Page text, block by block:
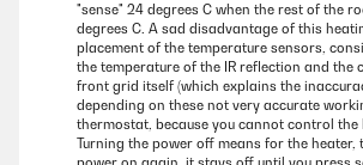
"sense" 24 degrees C when the rest of the
degrees C. A sad disadvantage of this
placement of the temperature sensors,
the temperature of the IR reflection and the
front grid itself (which explains the
depending on these not very accurate
thermostat, because you cannot control the
Turning the power off means for the heater,